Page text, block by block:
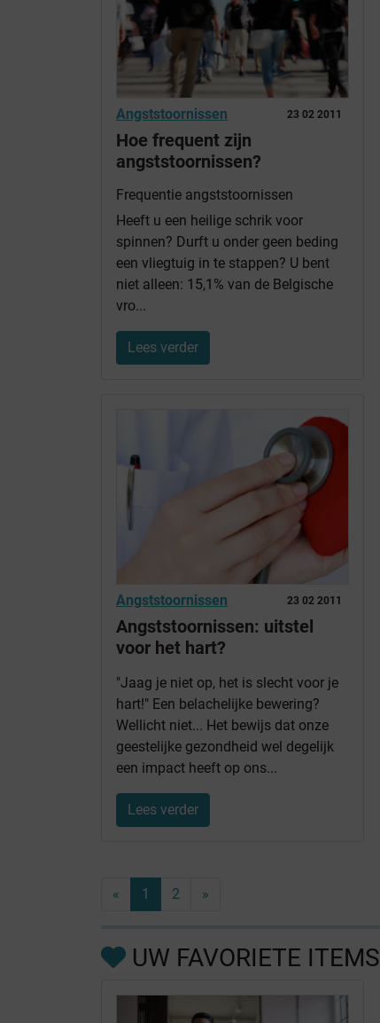
23 02 2011
Angststoornissen
Hoe frequent zijn
angststoornissen?
Frequentie angststoornissen
Heeft u een heilige schrik voor
spinnen? Durft u onder geen beding
een vliegtuig in te stappen? U bent
niet alleen: 15,1% van de Belgische
vro...
Lees verder
23 02 2011
Angststoornissen
Angststoornissen: uitstel
voor het hart?
"Jaag je niet op, het is slecht voor je
hart!" Een belachelijke bewering?
Wellicht niet... Het bewijs dat onze
geestelijke gezondheid wel degelijk
een impact heeft op ons...
Lees verder
« 1 2 »
UW FAVORIETE ITEMS